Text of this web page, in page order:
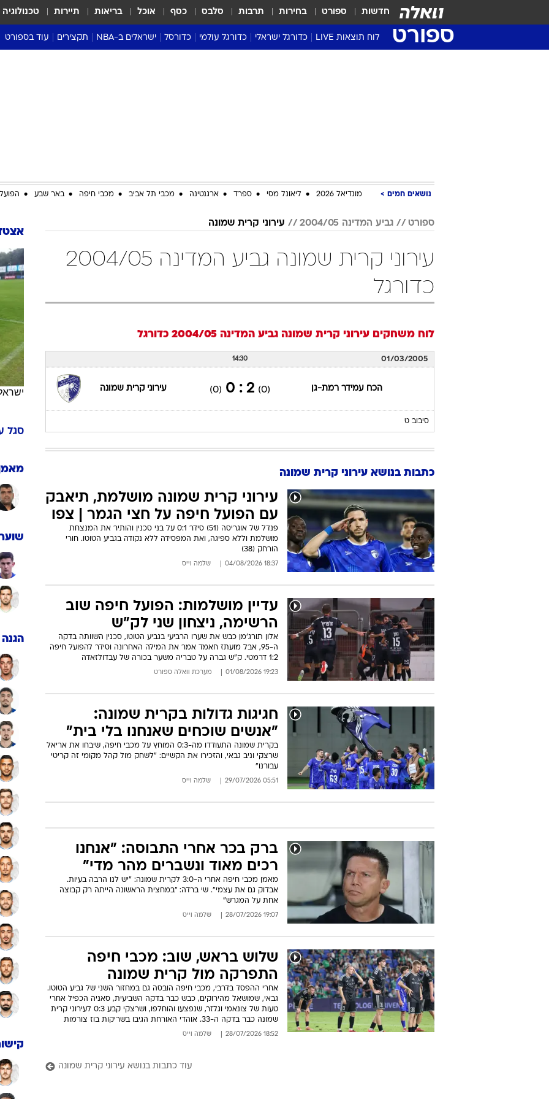
חדשות ספורט בחירות תרבות סלבס כסף אוכל בריאות תיירות טכנולוגיה
ספורט לוח תוצאות LIVE כדורגל ישראלי
ליגה א'
כדורגל עולמי
דרום אמריקה
כדורסל ישראלים ב-NBA תקצירים עוד בספורט
סערה
ענפים נוספים
החידה של
כתבו לנו
נושאים חמים מונדיאל 2026 ליאונל מסי ספרד ארגנטינה מכבי תל אביב מכבי חיפה באר שבע
ספורט גביע המדינה 2004/05 עירוני קרית שמונה
עירוני קרית שמונה גביע המדינה 2004/05
כדורגל
לוח משחקים עירוני קרית שמונה גביע המדינה 2004/05 כדורגל
01/03/2005
14:30
הכח עמידר רמת-גן (0)
2 : 0
(0) עירוני קרית שמונה
סיבוב ט
כתבות בנושא עירוני קרית שמונה
עירוני קרית שמונה מושלמת, תיאבק
עם הפועל חיפה על חצי הגמר | צפו
פנדל של אוגריסה (51) סידר 0:1 על בני סכנין והותיר את המנצחת
מושלמת וללא ספיגה, ואת המפסידה ללא נקודה בגביע הטוטו. חורי
הורחק (38)
18:37 04/08/2026 שלמה וייס
עדיין מושלמות: הפועל חיפה שוב
הרשימה, ניצחון שני לק"ש
אלון תורג'מן כבש את שערו הרביעי בגביע הטוטו, סכנין השוותה בדקה
ה-95, אבל מועתז חאמד אמר את המילה האחרונה וסידר להפועל חיפה
1:2 דרמטי. ק"ש גברה על טבריה משער בכורה של עבדולזאדה
19:23 01/08/2026 מערכת וואלה ספורט
חגיגות גדולות בקרית שמונה:
"אנשים שוכחים שאנחנו בלי בית"
בקרית שמונה התעודדו מה-0:3 המוחץ על מכבי חיפה, שיבחו את אריאל
שרצקי וניב גבאי, והזכירו את הקשיים: "לשחק מול קהל מקומי זה קריטי
עבורנו"
05:51 29/07/2026 שלמה וייס
ברק בכר אחרי התבוסה: "אנחנו
רכים מאוד ונשברים מהר מדי"
מאמן מכבי חיפה אחרי ה-3:0 לקרית שמונה: "יש לנו הרבה בעיות.
אבדוק גם את עצמי". שי ברדה: "במחצית הראשונה הייתה רק קבוצה
אחת על המגרש"
19:07 28/07/2026 שלמה וייס
שלוש בראש, שוב: מכבי חיפה
התפרקה מול קרית שמונה
אחרי ההפסד בדרבי, מכבי חיפה הובסה גם במחזור השני של גביע הטוטו.
גבאי, שמושאל מהירוקים, כבש כבר בדקה השביעית, סאניה הכפיל אחרי
טעות של צונאמי וגלזר, שנפצעו והוחלפו, ושרצקי קבע 0:3 לעירוני קרית
שמונה כבר בדקה ה-33. אוהדי האורחת הגיבו בשריקות בוז צורמות
18:52 28/07/2026 שלמה וייס
עוד כתבות בנושא עירוני קרית שמונה
סגל
מאמן
הגנה